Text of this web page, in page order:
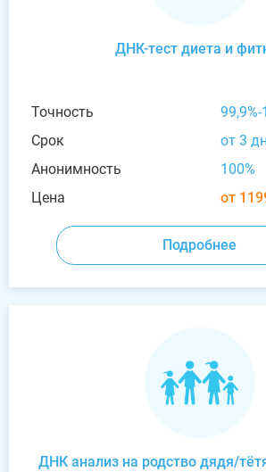
ДНК-тест диета и
Точность
99,9%-
Срок
от 3
Анонимность
100%
Цена
от
Подробнее
ДНК анализ на родство дядя/